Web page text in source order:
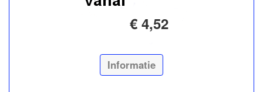
€ 4,52
Informatie